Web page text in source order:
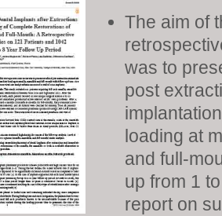
The aim of
was to
post
loading at
and full-
up from 1
report on